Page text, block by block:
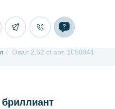
/ Овал 2,52 ct арт. 1050041